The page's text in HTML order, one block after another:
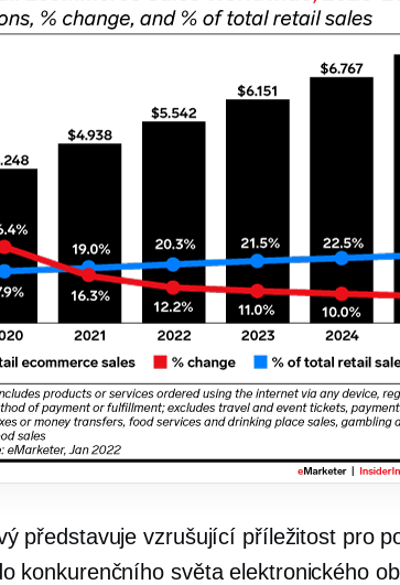
představuje vzrušující příležitost pro
konkurenčního světa elektronického